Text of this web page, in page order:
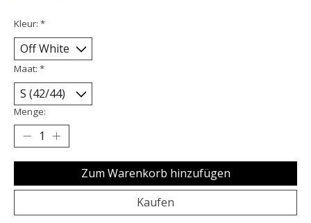
Kleur: *
Maat: *
Menge:
Zum Warenkorb hinzufügen
Kaufen